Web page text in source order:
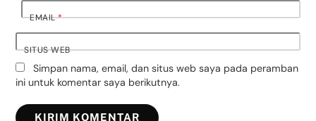
EMAIL*
SITUS WEB
Simpan nama, email, dan situs web saya pada peramban
ini untuk komentar saya berikutnya.